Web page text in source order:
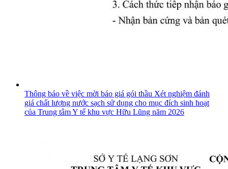
Thông báo về việc mời báo giá gói thầu Xét nghiệm đánh
giá chất lượng nước sạch sử dụng cho mục đích sinh hoạt
của Trung tâm Y tế khu vực Hữu Lũng năm 2026